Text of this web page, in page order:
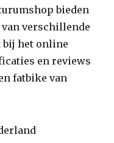
bieden
van verschillende
bij het online
en reviews
fatbike van